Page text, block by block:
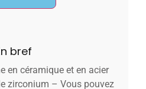
bref
en céramique et en acier
zirconium – Vous pouvez